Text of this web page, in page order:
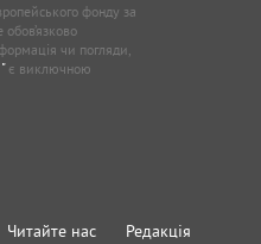
фонду за
чи погляди,
є виключною
Читайте нас Редакція